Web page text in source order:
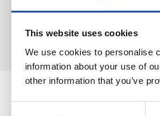
This website uses cookies
We use cookies to personalise
information about your use of
other information that you’ve